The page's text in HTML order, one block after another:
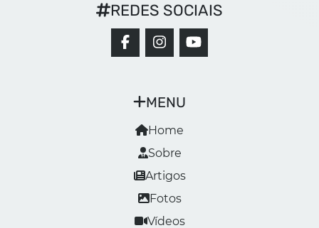
MENU
Home
Sobre
Artigos
Fotos
Vídeos
REDES SOCIAIS